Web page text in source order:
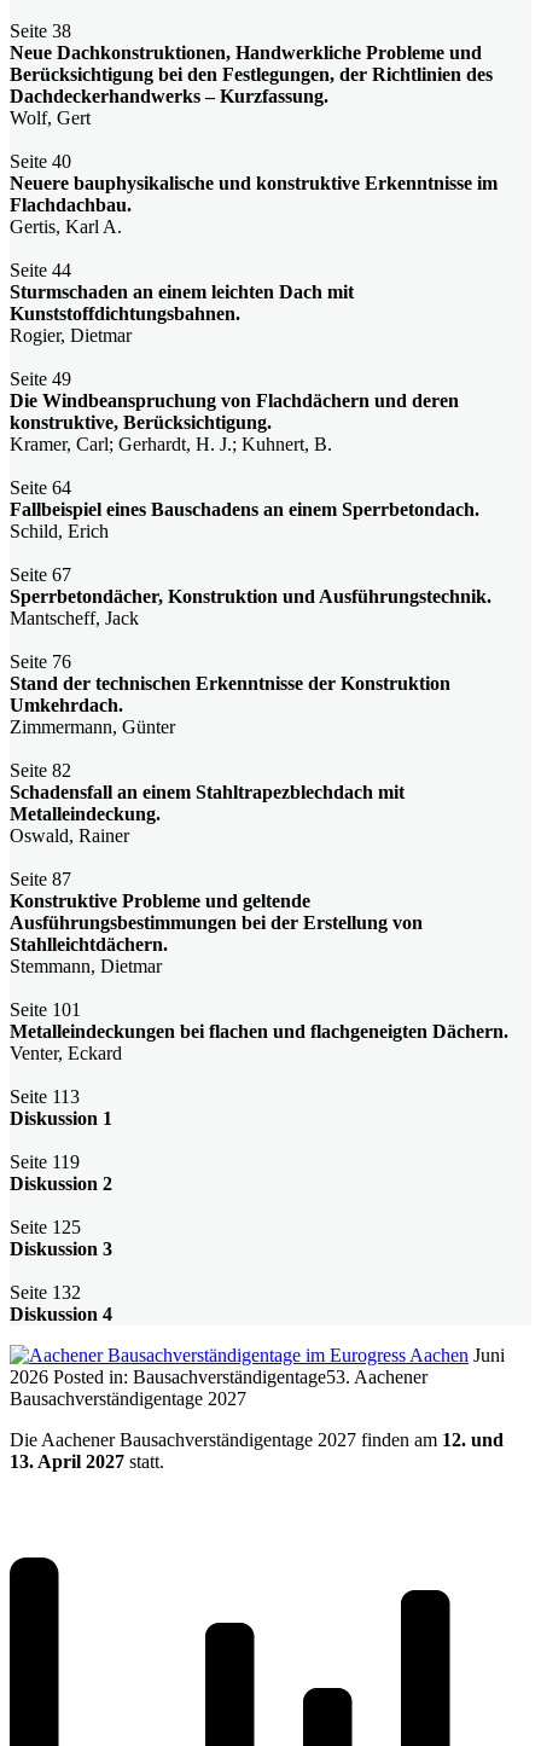
Seite 38
Neue Dachkonstruktionen, Handwerkliche Probleme und
Berücksichtigung bei den Festlegungen, der Richtlinien des
Dachdeckerhandwerks – Kurzfassung.
Wolf, Gert
Seite 40
Neuere bauphysikalische und konstruktive Erkenntnisse im
Flachdachbau.
Gertis, Karl A.
Seite 44
Sturmschaden an einem leichten Dach mit
Kunststoffdichtungsbahnen.
Rogier, Dietmar
Seite 49
Die Windbeanspruchung von Flachdächern und deren
konstruktive, Berücksichtigung.
Kramer, Carl; Gerhardt, H. J.; Kuhnert, B.
Seite 64
Fallbeispiel eines Bauschadens an einem Sperrbetondach.
Schild, Erich
Seite 67
Sperrbetondächer, Konstruktion und Ausführungstechnik.
Mantscheff, Jack
Seite 76
Stand der technischen Erkenntnisse der Konstruktion
Umkehrdach.
Zimmermann, Günter
Seite 82
Schadensfall an einem Stahltrapezblechdach mit
Metalleindeckung.
Oswald, Rainer
Seite 87
Konstruktive Probleme und geltende
Ausführungsbestimmungen bei der Erstellung von
Stahlleichtdächern.
Stemmann, Dietmar
Seite 101
Metalleindeckungen bei flachen und flachgeneigten Dächern.
Venter, Eckard
Seite 113
Diskussion 1
Seite 119
Diskussion 2
Seite 125
Diskussion 3
Seite 132
Diskussion 4
Juni
2026 Posted in: Bausachverständigentage53. Aachener
Bausachverständigentage 2027
Die Aachener Bausachverständigentage 2027 finden am 12. und
13. April 2027 statt.